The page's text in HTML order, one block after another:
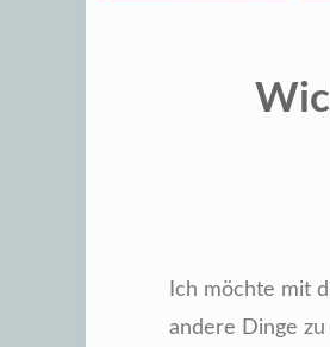
Ich möchte mit
andere Dinge